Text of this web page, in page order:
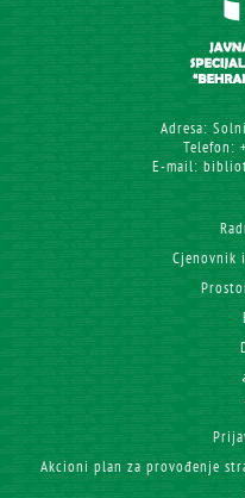
Adresa:
Telefon:
E-mail:
Cjenovnik
Akcioni plan za provođenje